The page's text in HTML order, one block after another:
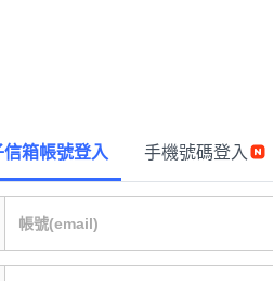
信箱帳號登入 手機號碼登入